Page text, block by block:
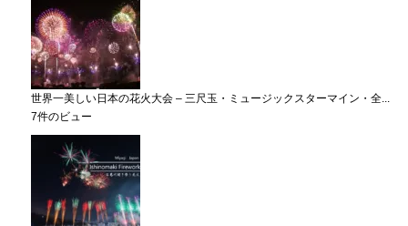
世界一美しい日本の花火大会 – 三尺玉・ミュージックスターマイン・全...
7件のビュー